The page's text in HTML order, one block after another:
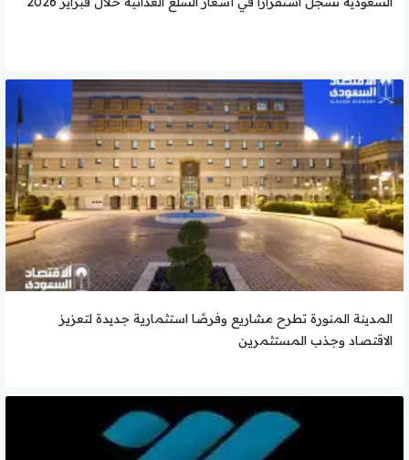
المدينة المنورة تطرح مشاريع وفرصًا استثمارية جديدة لتعزيز
الاقتصاد وجذب المستثمرين